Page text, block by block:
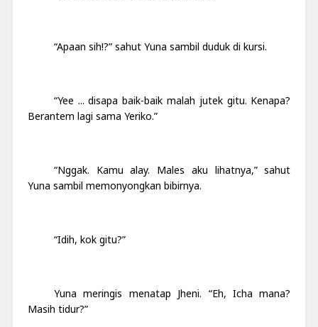
“Apaan sih!?” sahut Yuna sambil duduk di kursi.
“Yee ... disapa baik-baik malah jutek gitu. Kenapa?
Berantem lagi sama Yeriko.”
“Nggak. Kamu alay. Males aku lihatnya,” sahut
Yuna sambil memonyongkan bibirnya.
“Idih, kok gitu?”
Yuna meringis menatap Jheni. “Eh, Icha mana?
Masih tidur?”